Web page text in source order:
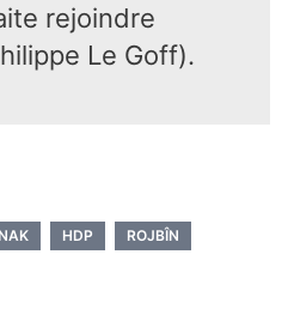
rejoindre
Le Goff).
HDP ROJBÎN